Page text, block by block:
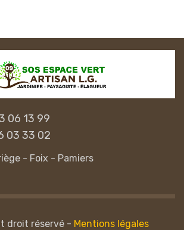
06 13 99
03 33 02
- Foix - Pamiers
droit réservé - Mentions légales